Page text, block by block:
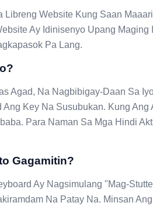
Libreng Website Kung Saan
Ay Idinisenyo Upang
Pa Lang.
Agad, Na Nagbibigay-Daan Sa
Key Na Susubukan. Kung
Para Naman Sa Mga Hindi
Gagamitin?
Ay Nagsimulang "mag-
Na Patay Na. Minsan